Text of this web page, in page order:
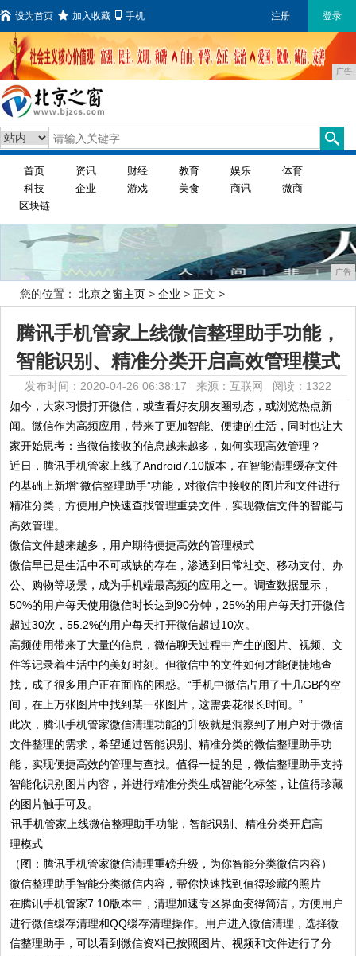
设为首页 加入收藏 手机 注册 登录
广告
首页 资讯 财经 教育 娱乐
体育
科技
企业 游戏 美食 商讯
微商
区块链
广告
您的位置： 北京之窗主页 > 企业 > 正文 >
腾讯手机管家上线微信整理助手功能，
智能识别、精准分类开启高效管理模式
发布时间：2020-04-26 06:38:17 来源：互联网 阅读：1322
如今，大家习惯打开微信，或查看好友朋友圈动态，或浏览热点新
闻。微信作为高频应用，带来了更加智能、便捷的生活，同时也让大
家开始思考：当微信接收的信息越来越多，如何实现高效管理？
近日，腾讯手机管家上线了Android7.10版本，在智能清理缓存文件
的基础上新增“微信整理助手”功能，对微信中接收的图片和文件进行
精准分类，方便用户快速查找管理重要文件，实现微信文件的智能与
高效管理。
微信文件越来越多，用户期待便捷高效的管理模式
微信早已是生活中不可或缺的存在，渗透到日常社交、移动支付、办
公、购物等场景，成为手机端最高频的应用之一。调查数据显示，
50%的用户每天使用微信时长达到90分钟，25%的用户每天打开微信
超过30次，55.2%的用户每天打开微信超过10次。
高频使用带来了大量的信息，微信聊天过程中产生的图片、视频、文
件等记录着生活中的美好时刻。但微信中的文件如何才能便捷地查
找，成了很多用户正在面临的困惑。“手机中微信占用了十几GB的空
间，在上万张图片中找到某一张图片，这需要花很长时间。”
此次，腾讯手机管家微信清理功能的升级就是洞察到了用户对于微信
文件整理的需求，希望通过智能识别、精准分类的微信整理助手功
能，实现便捷高效的管理与查找。值得一提的是，微信整理助手支持
智能化识别图片内容，并进行精准分类生成智能化标签，让值得珍藏
的图片触手可及。
（图：腾讯手机管家微信清理重磅升级，为你智能分类微信内容）
微信整理助手智能分类微信内容，帮你快速找到值得珍藏的照片
在腾讯手机管家7.10版本中，清理加速专区界面变得简洁，方便用户
进行微信缓存清理和QQ缓存清理操作。用户进入微信清理，选择微
信整理助手，可以看到微信资料已按照图片、视频和文件进行了分